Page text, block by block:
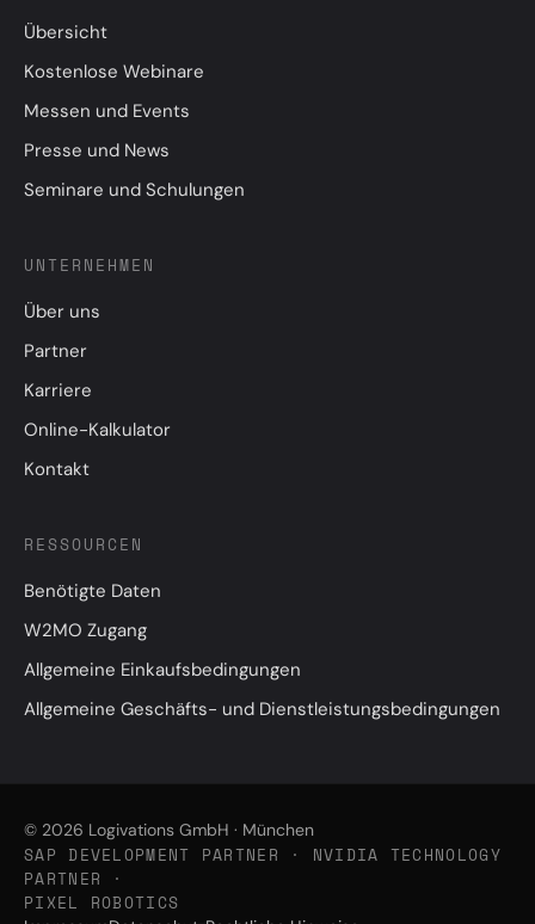
Übersicht
Kostenlose Webinare
Messen und Events
Presse und News
Seminare und Schulungen
UNTERNEHMEN
Über uns
Partner
Karriere
Online-Kalkulator
Kontakt
RESSOURCEN
Benötigte Daten
W2MO Zugang
Allgemeine Einkaufsbedingungen
Allgemeine Geschäfts- und Dienstleistungsbedingungen
© 2026 Logivations GmbH · München
SAP DEVELOPMENT PARTNER · NVIDIA TECHNOLOGY
PARTNER ·
PIXEL ROBOTICS